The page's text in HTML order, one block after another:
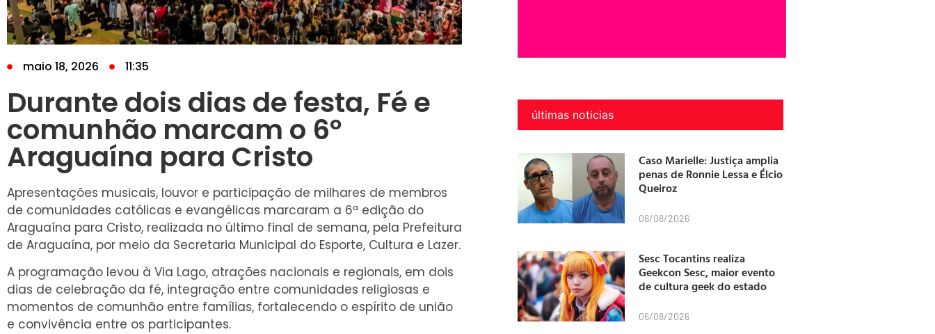
maio 18, 2026 11:35
Durante dois dias de festa, Fé e
comunhão marcam o 6º
Araguaína para Cristo
Apresentações musicais, louvor e participação de milhares de membros
de comunidades católicas e evangélicas marcaram a 6ª edição do
Araguaína para Cristo, realizada no último final de semana, pela Prefeitura
de Araguaína, por meio da Secretaria Municipal do Esporte, Cultura e Lazer.
A programação levou à Via Lago, atrações nacionais e regionais, em dois
dias de celebração da fé, integração entre comunidades religiosas e
momentos de comunhão entre famílias, fortalecendo o espírito de união
e convivência entre os participantes.
últimas noticias
Caso Marielle: Justiça amplia
penas de Ronnie Lessa e Élcio
Queiroz
06/08/2026
Sesc Tocantins realiza
Geekcon Sesc, maior evento
de cultura geek do estado
06/08/2026